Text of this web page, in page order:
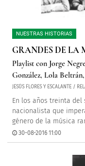
NUESTRAS HISTORIAS
GRANDES DE LA
Playlist con Jorge
González, Lola
JESÚS FLORES Y ESCALANTE /
En los años treinta
nacionalista que
género de la música
30-08-2016 11:00